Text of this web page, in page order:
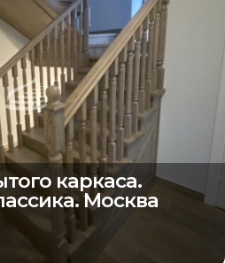
каркаса.
Москва